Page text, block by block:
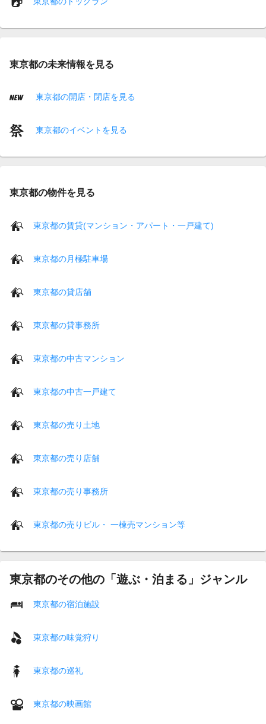
東京都の未来情報を見る
東京都の開店・閉店を見る
東京都のイベントを見る
東京都の物件を見る
東京都の賃貸(マンション・アパート・一戸建て)
東京都の月極駐車場
東京都の貸店舗
東京都の貸事務所
東京都の中古マンション
東京都の中古一戸建て
東京都の売り土地
東京都の売り店舗
東京都の売り事務所
東京都の売りビル・ 一棟売マンション等
東京都のその他の「遊ぶ・泊まる」ジャンル
東京都の宿泊施設
東京都の味覚狩り
東京都の巡礼
東京都の映画館